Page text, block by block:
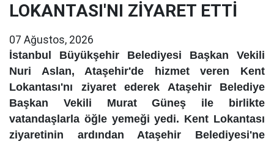
LOKANTASI'NI ZİYARET ETTİ
07 Ağustos, 2026
İstanbul Büyükşehir Belediyesi Başkan Vekili
Nuri Aslan, Ataşehir'de hizmet veren Kent
Lokantası'nı ziyaret ederek Ataşehir Belediye
Başkan Vekili Murat Güneş ile birlikte
vatandaşlarla öğle yemeği yedi. Kent Lokantası
ziyaretinin ardından Ataşehir Belediyesi'ne